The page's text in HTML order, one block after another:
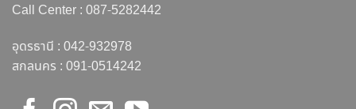
Call Center : 087-5282442
อุดรธานี : 042-932978
สกลนคร : 091-0514242